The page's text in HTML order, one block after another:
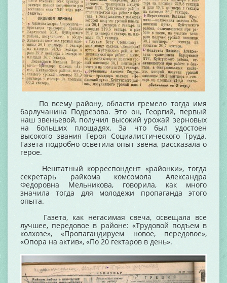
По всему району, области гремело тогда имя
барлучанина Подрезова. Это он, Георгий, первый
наш звеньевой, получил высокий урожай зерновых
на больших площадях. За что был удостоен
высокого звания Героя Социалистического Труда.
Газета подробно осветила опыт звена, рассказала о
герое.
Нештатный корреспондент «районки», тогда
секретарь райкома комсомола Александра
Федоровна Мельникова, говорила, как много
значила тогда для молодежи пропаганда этого
опыта.
Газета, как негасимая свеча, освещала все
лучшее, передовое в районе: «Трудовой подъем в
колхозе», «Пропагандируем новое, передовое»,
«Опора на актив», «По 20 гектаров в день».